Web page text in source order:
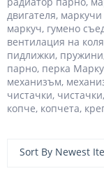
двигателя,
маркуч, гумено
вентилация на
пидлижки,
парно, перка
механизъм,
чистачки,
копче, копчета,
Sort By Newest